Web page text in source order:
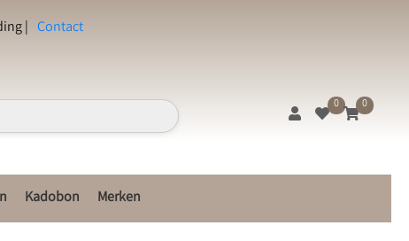
| Contact
0 0
Kadobon Merken